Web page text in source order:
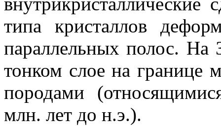
типа кристаллов
параллельных полос. На
тонком слое на
породами
млн. лет до н.э.).